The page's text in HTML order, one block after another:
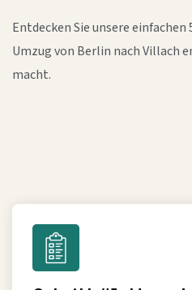
Entdecken Sie unsere
Umzug von Berlin nach Villach
macht.